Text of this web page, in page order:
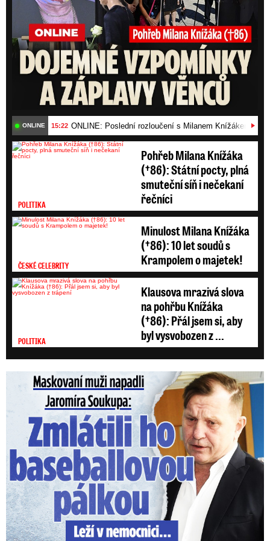
lesních porostů, možné menší škody na
budovách,nebezpečí úrazu uvolněnými
předměty a zlomenými větvemi, možné
komplikace v dopravě“.
Video se připravuje ...
ONLINE 15:22 ONLINE: Poslední rozloučení s Milanem Knížákem
POLITIKA
Pohřeb Milana Knížáka
(†86): Státní pocty, plná
smuteční síň i nečekaní
řečníci
ČESKÉ CELEBRITY
Minulost Milana Knížáka
(†86): 10 let soudů s
Krampolem o majetek!
POLITIKA
Klausova mrazivá slova
na pohřbu Knížáka
(†86): Přál jsem si, aby
byl vysvobozen z ...
Maskovaní muži napadli Jaromíra Soukupa: Krvavá nakládačka